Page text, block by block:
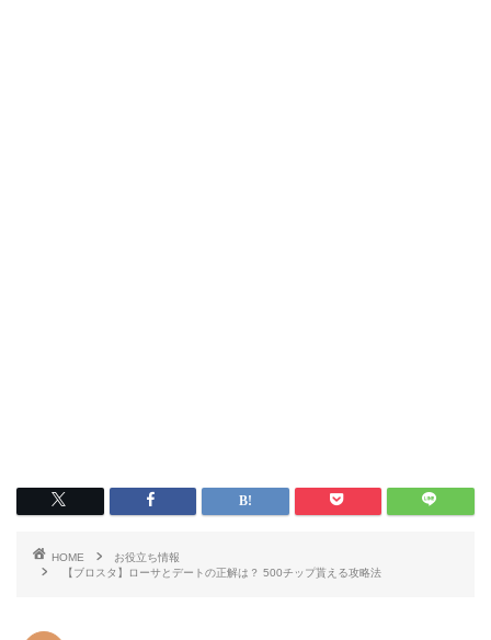
HOME
お役立ち情報
【ブロスタ】ローサとデートの正解は？ 500チップ貰える攻略法